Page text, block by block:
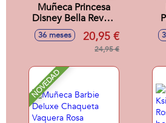
Muñeca Princesa
Disney Bella Reveal
Con Accesorios
Sorpresa.32x18x6
36 meses 20,95 €
24,95 €
NOVEDAD